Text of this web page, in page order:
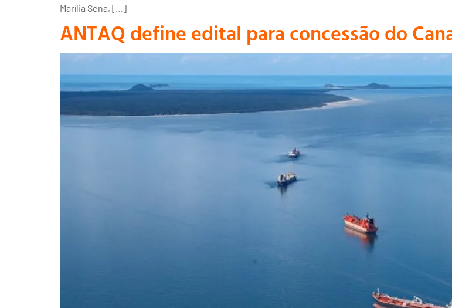
Marília Sena, […]
ANTAQ define edital para concessão do